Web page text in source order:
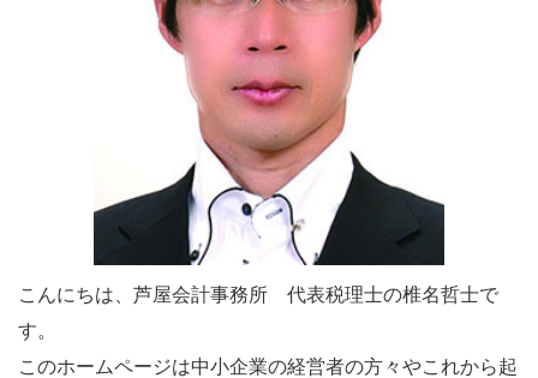
こんにちは、芦屋会計事務所 代表税理士の椎名哲士で
す。
このホームページは中小企業の経営者の方々やこれから起